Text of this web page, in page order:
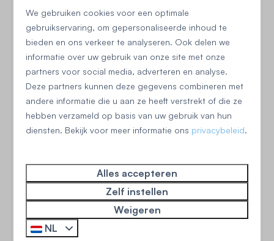
Begane grond
Keuken
Oven: Heteluchtoven
Gasfornuis: 4-pits
Filter koffieapparaat
Senseo (pads)
Elektrische waterkoker
We gebruiken cookies voor een optimale
gebruikservaring, om gepersonaliseerde inhoud te
bieden en ons verkeer te analyseren. Ook delen we
informatie over uw gebruik van onze site met onze
partners voor social media, adverteren en analyse.
Deze partners kunnen deze gegevens combineren met
andere informatie die u aan ze heeft verstrekt of die ze
hebben verzameld op basis van uw gebruik van hun
diensten. Bekijk voor meer informatie ons privacybeleid.
Alles accepteren
Zelf instellen
Weigeren
NL